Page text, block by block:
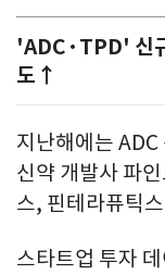
'ADC·TPD' 신
도↑
지난해에는
신약 개발사 파
스, 핀테라퓨틱
스타트업 투자